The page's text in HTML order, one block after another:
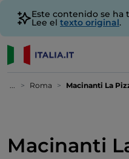
Este contenido se ha
Lee el texto original.
... Roma Macinanti La
Macinanti